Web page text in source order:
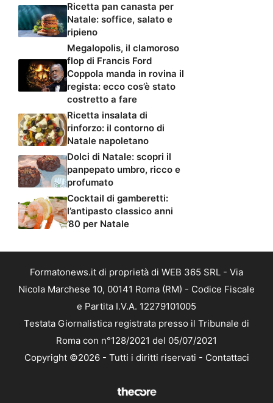
Ricetta pan canasta per
Natale: soffice, salato e
ripieno
Megalopolis, il clamoroso
flop di Francis Ford
Coppola manda in rovina il
regista: ecco cos’è stato
costretto a fare
Ricetta insalata di
rinforzo: il contorno di
Natale napoletano
Dolci di Natale: scopri il
panpepato umbro, ricco e
profumato
Cocktail di gamberetti:
l’antipasto classico anni
’80 per Natale
Formatonews.it di proprietà di WEB 365 SRL - Via
Nicola Marchese 10, 00141 Roma (RM) - Codice Fiscale
e Partita I.V.A. 12279101005
Testata Giornalistica registrata presso il Tribunale di
Roma con n°128/2021 del 05/07/2021
Copyright ©2026 - Tutti i diritti riservati - Contattaci